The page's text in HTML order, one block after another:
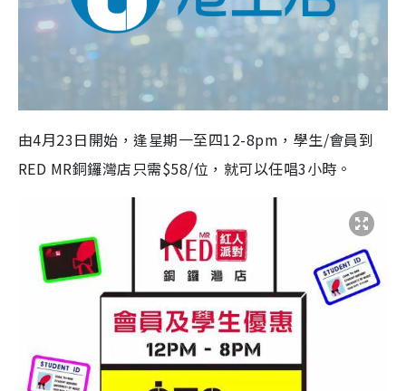
由4月23日開始，逢星期一至四12-8pm，學生/會員到
RED MR銅鑼灣店只需$58/位，就可以任唱3小時。